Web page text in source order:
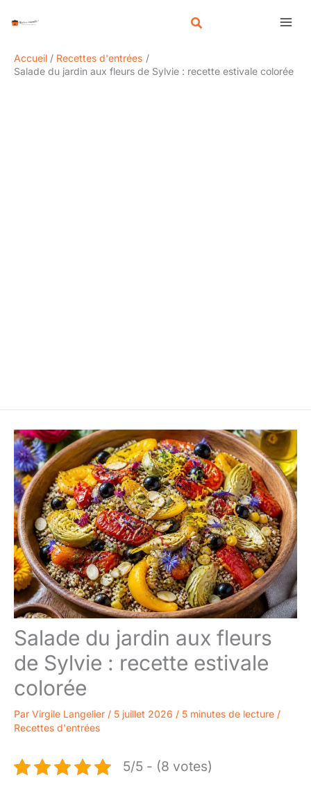
Accueil
Recettes d'entrées
Salade du jardin aux fleurs de Sylvie : recette estivale colorée
Salade du jardin aux fleurs
de Sylvie : recette estivale
colorée
Par Virgile Langelier / 5 juillet 2026 / 5 minutes de lecture /
Recettes d'entrées
5/5 - (8 votes)
e
h